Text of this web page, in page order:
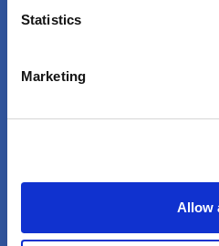
Statistics
Marketing
Allow
Rokotetiedot